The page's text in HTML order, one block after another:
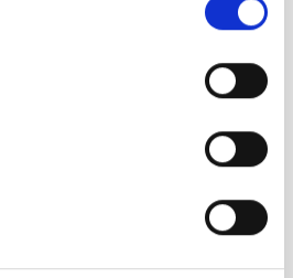
Meindl Litepeak GTX Damen